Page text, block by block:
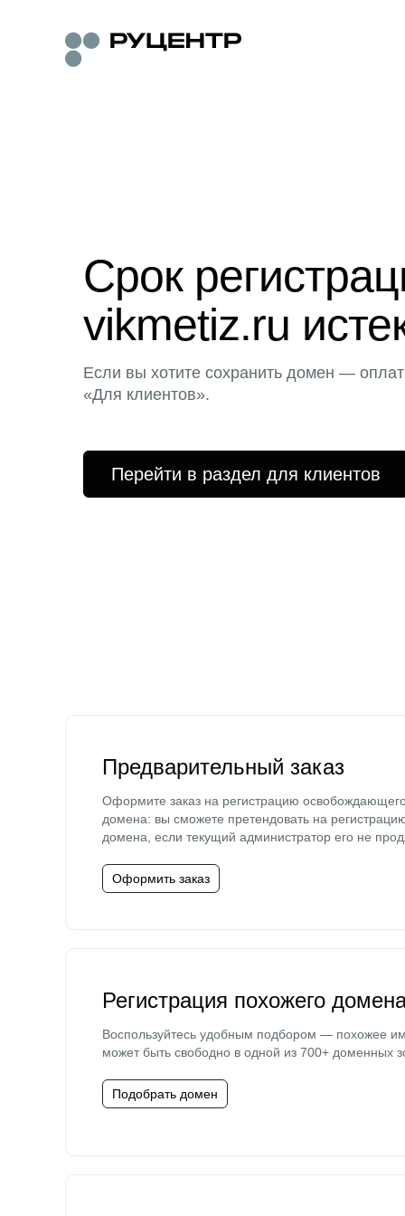
Срок
vikmetiz.ru
Если вы хотите сохранить домен —
«Для клиентов».
Перейти в раздел для клиентов
Предварительный заказ
Оформите заказ на регистрацию
домена: вы сможете претендовать на
домена, если текущий администратор его не
Оформить заказ
Регистрация похожего
Воспользуйтесь удобным подбором — похожее
может быть свободно в одной из 700+ доменных
Подобрать домен